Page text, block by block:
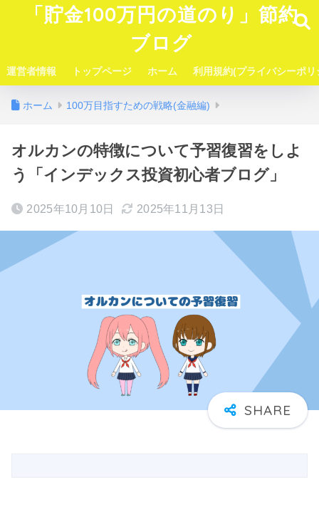
「貯金100万円の道のり」節約
ブログ
運営者情報 トップページ ホーム 利用規約(プライバシーポリ
ホーム 100万目指すための戦略(金融編)
オルカンの特徴について予習復習をしよ
う「インデックス投資初心者ブログ」
2025年10月10日 2025年11月13日